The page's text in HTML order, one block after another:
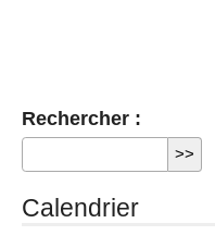
Rechercher :
Calendrier